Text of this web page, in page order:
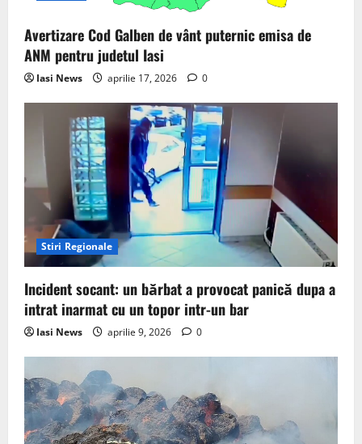
Avertizare Cod Galben de vânt puternic emisa de
ANM pentru judetul Iasi
Iasi News aprilie 17, 2026 0
Stiri Regionale
Incident socant: un bărbat a provocat panică dupa a
intrat inarmat cu un topor intr-un bar
Iasi News aprilie 9, 2026 0